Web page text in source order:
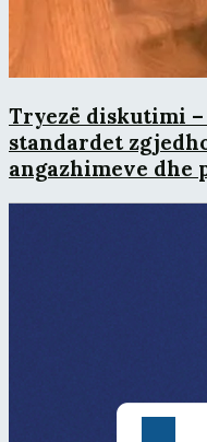
Tryezë diskutimi
standardet
angazhimeve